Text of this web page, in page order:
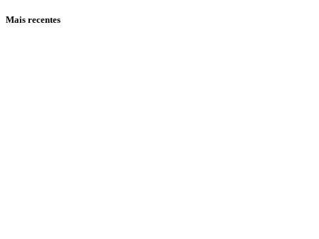
Mais recentes